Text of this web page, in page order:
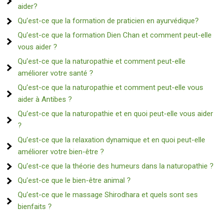
aider?
Qu’est-ce que la formation de praticien en ayurvédique?
Qu’est-ce que la formation Dien Chan et comment peut-elle
vous aider ?
Qu’est-ce que la naturopathie et comment peut-elle
améliorer votre santé ?
Qu’est-ce que la naturopathie et comment peut-elle vous
aider à Antibes ?
Qu’est-ce que la naturopathie et en quoi peut-elle vous aider
?
Qu’est-ce que la relaxation dynamique et en quoi peut-elle
améliorer votre bien-être ?
Qu’est-ce que la théorie des humeurs dans la naturopathie ?
Qu’est-ce que le bien-être animal ?
Qu’est-ce que le massage Shirodhara et quels sont ses
bienfaits ?